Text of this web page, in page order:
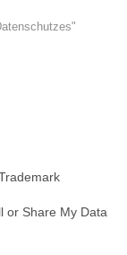
or Share My Data